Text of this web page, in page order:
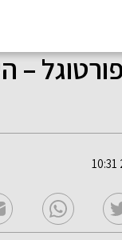
פורטוגל